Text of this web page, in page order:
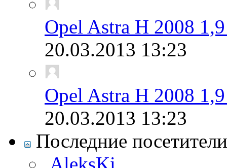
Opel Astra H 2008
20.03.2013 13:23
Opel Astra H 2008
20.03.2013 13:23
Последние посетители